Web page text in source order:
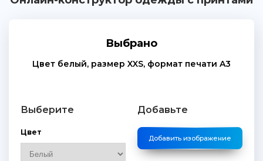
Выбрано
Цвет белый, размер XXS, формат печати A3
Выберите
Цвет
Добавьте
Добавить изображение